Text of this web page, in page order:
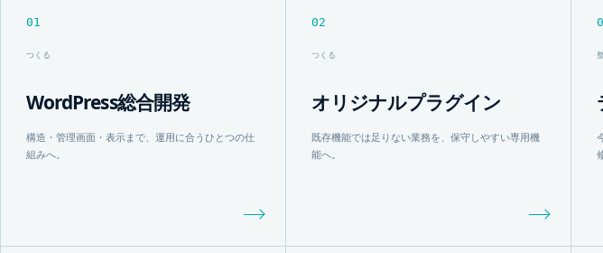
01
つくる
WordPress総合開発
構造・管理画面・表示まで、運用に合うひとつの仕
組みへ。
02
つくる
オリジナルプラグイン
既存機能では足りない業務を、保守しやすい専用機
能へ。